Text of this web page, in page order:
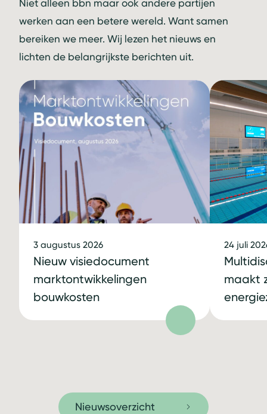
Niet alleen bbn maar ook andere partijen
werken aan een betere wereld. Want samen
bereiken we meer. Wij lezen het nieuws en
lichten de belangrijkste berichten uit.
3 augustus 2026
Nieuw visiedocument
marktontwikkelingen
bouwkosten
24 juli
maakt
Nieuwsoverzicht